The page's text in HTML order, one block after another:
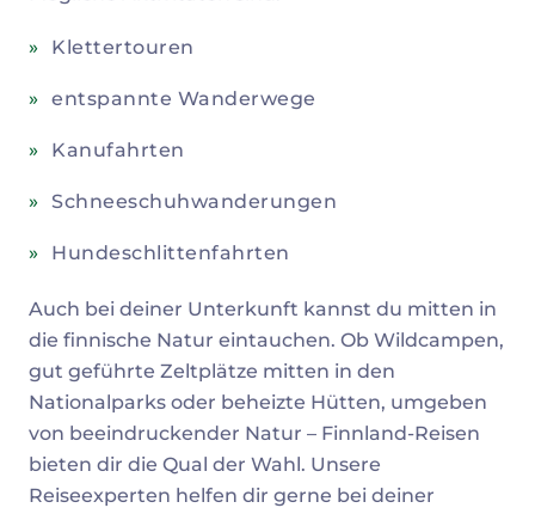
Klettertouren
entspannte Wanderwege
Kanufahrten
Schneeschuhwanderungen
Hundeschlittenfahrten
Auch bei deiner Unterkunft kannst du mitten in
die finnische Natur eintauchen. Ob Wildcampen,
gut geführte Zeltplätze mitten in den
Nationalparks oder beheizte Hütten, umgeben
von beeindruckender Natur – Finnland-Reisen
bieten dir die Qual der Wahl. Unsere
Reiseexperten helfen dir gerne bei deiner